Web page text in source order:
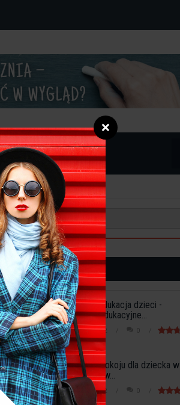
NOWE POSTY
Wczesna edukacja dzieci -
Potrzeby edukacyjne...
3 maja 2022 0
Aranżacja pokoju dla dziecka w
sypialni lub w...
5 maja 2022 0
❌